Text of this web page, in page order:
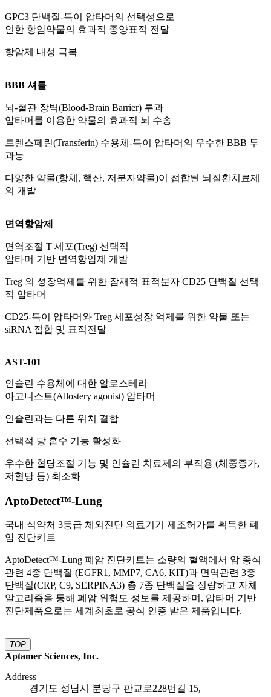
GPC3 단백질-특이 압타머의 선택성으로
인한 항암약물의 효과적 종양표적 전달
항암제 내성 극복
BBB 셔틀
뇌-혈관 장벽(Blood-Brain Barrier) 투과
압타머를 이용한 약물의 효과적 뇌 수송
트렌스페린(Transferin) 수용체-특이 압타머의 우수한 BBB 투
과능
다양한 약물(항체, 핵산, 저분자약물)이 접합된 뇌질환치료제
의 개발
면역항암제
면역조절 T 세포(Treg) 선택적
압타머 기반 면역항암제 개발
Treg 의 성장억제를 위한 잠재적 표적분자 CD25 단백질 선택
적 압타머
CD25-특이 압타머와 Treg 세포성장 억제를 위한 약물 또는
siRNA 접합 및 표적전달
AST-101
인슐린 수용체에 대한 알로스테리
아고니스트(Allostery agonist) 압타머
인슐린과는 다른 위치 결합
선택적 당 흡수 기능 활성화
우수한 혈당조절 기능 및 인슐린 치료제의 부작용 (체중증가,
저혈당 등) 최소화
AptoDetect™-Lung
국내 식약처 3등급 체외진단 의료기기 제조허가를 획득한 폐
암 진단키트
AptoDetect™-Lung 폐암 진단키트는 소량의 혈액에서 암 종식
관련 4종 단백질 (EGFR1, MMP7, CA6, KIT)과 면역관련 3종
단백질(CRP, C9, SERPINA3) 총 7종 단백질을 정량하고 자체
알고리즘을 통해 폐암 위험도 정보를 제공하며, 압타머 기반
진단제품으로는 세계최초로 공식 인증 받은 제품입니다.
TOP
Aptamer Sciences, Inc.
Address
경기도 성남시 분당구 판교로228번길 15,